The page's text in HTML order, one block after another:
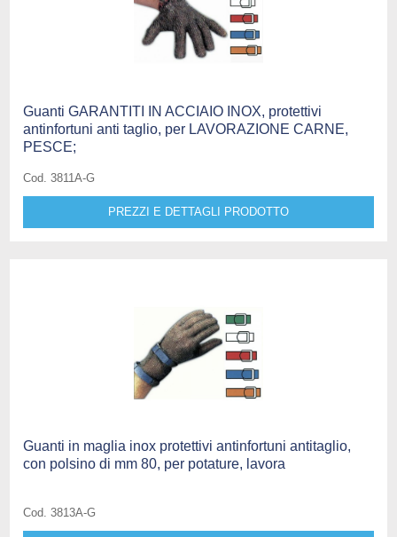
Guanti GARANTITI IN ACCIAIO INOX, protettivi
antinfortuni anti taglio, per LAVORAZIONE CARNE,
PESCE;
Cod. 3811A-G
PREZZI E DETTAGLI PRODOTTO
Guanti in maglia inox protettivi antinfortuni antitaglio,
con polsino di mm 80, per potature, lavora
Cod. 3813A-G